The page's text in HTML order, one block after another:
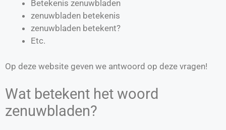
Betekenis zenuwbladen
zenuwbladen betekenis
zenuwbladen betekent?
Etc.
Op deze website geven we antwoord op deze vragen!
Wat betekent het woord
zenuwbladen?